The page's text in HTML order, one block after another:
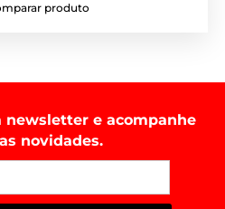
produto
newsletter e acompanhe
novidades.